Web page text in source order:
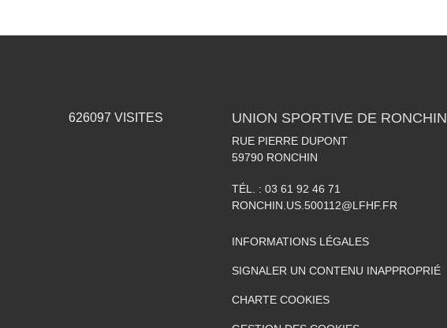
626097 VISITES UNION SPORTIVE DE RONCHIN
RUE PIERRE DUPONT
59790 RONCHIN
TÉL. : 03 61 92 46 71
RONCHIN.US.500112@LFHF.FR
INFORMATIONS LÉGALES
SIGNALER UN CONTENU INAPPROPRIÉ
CHARTE COOKIES